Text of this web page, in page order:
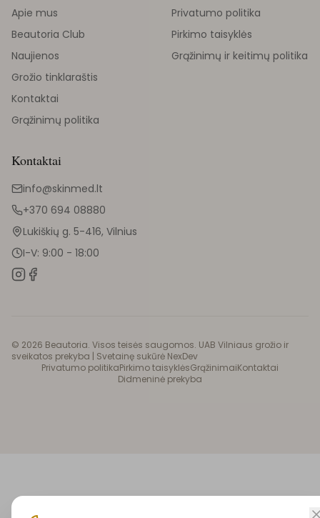
Apie mus
Beautoria Club
Naujienos
Grožio tinklaraštis
Kontaktai
Grąžinimų politika
Privatumo politika
Pirkimo taisyklės
Grąžinimų ir keitimų politika
Kontaktai
info@skinmed.lt
+370 694 08880
Lukiškių g. 5-416, Vilnius
I-V: 9:00 - 18:00
© 2026 Beautoria. Visos teisės saugomos. UAB Vilniaus grožio ir
sveikatos prekyba | Svetainę sukūrė NexDev
Privatumo politikaPirkimo taisyklėsGrąžinimaiKontaktai
Didmeninė prekyba